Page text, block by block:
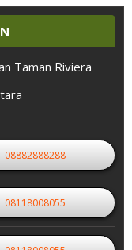
Taman Riviera
08882888288
08118008055